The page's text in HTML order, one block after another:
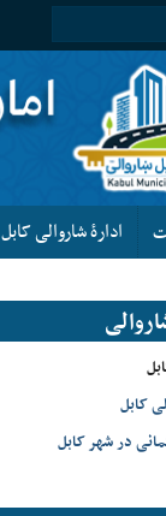
ادارۀ شاروالی کابل
کابل
در شهر کابل